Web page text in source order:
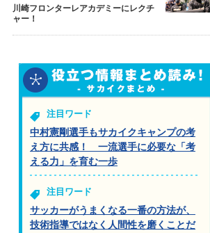
川崎フロンターレアカデミーにレクチ
ャー！
注目ワード
中村憲剛選手もサカイクキャンプの考
え方に共感！ 一流選手に必要な「考
える力」を育む一歩
注目ワード
サッカーがうまくなる一番の方法が、
技術指導ではなく人間性を磨くことだ